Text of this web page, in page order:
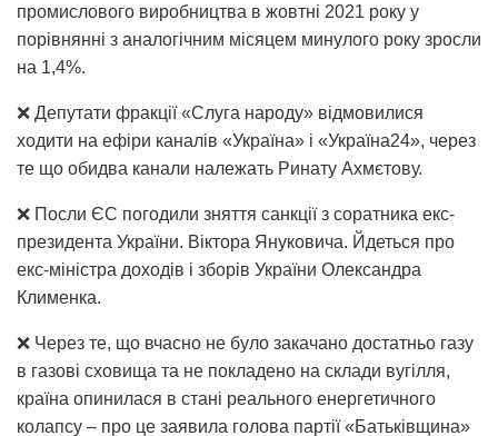
промислового виробництва в жовтні 2021 року у
порівнянні з аналогічним місяцем минулого року зросли
на 1,4%.
❌ Депутати фракції «Слуга народу» відмовилися
ходити на ефіри каналів «Україна» і «Україна24», через
те що обидва канали належать Ринату Ахмєтову.
❌ Посли ЄС погодили зняття санкції з соратника екс-
президента України. Віктора Януковича. Йдеться про
екс-міністра доходів і зборів України Олександра
Клименка.
❌ Через те, що вчасно не було закачано достатньо газу
в газові сховища та не покладено на склади вугілля,
країна опинилася в стані реального енергетичного
колапсу – про це заявила голова партії «Батьківщина»